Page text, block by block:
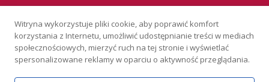
Facebook
KONTAKT REKLAMA POLITYKA PRYWATNOŚCI
Witryna wykorzystuje pliki cookie, aby poprawić komfort
korzystania z Internetu, umożliwić udostępnianie treści w mediach
społecznościowych, mierzyć ruch na tej stronie i wyświetlać
spersonalizowane reklamy w oparciu o aktywność przeglądania.